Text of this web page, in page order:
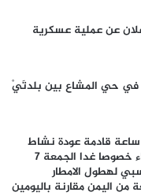
عن عملية عسكرية
في حي المشاع بين بلدتَيْ
الفلكي عدنان الشوافي: متوقع خلال 48 ساعة قادمة عودة نشاط
الأمطار على اجزاء واسعة من الامانة صنعاء خصوصا غدا الجمعة 7
نسبي لهطول الامطار
من اليمن مقارنة باليومين